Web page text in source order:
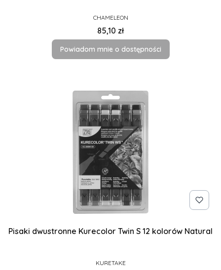
PRODUCENT
CHAMELEON
Cena
85,10 zł
Powiadom mnie o dostępności
Pisaki dwustronne Kurecolor Twin S 12 kolorów Natural
PRODUCENT
KURETAKE